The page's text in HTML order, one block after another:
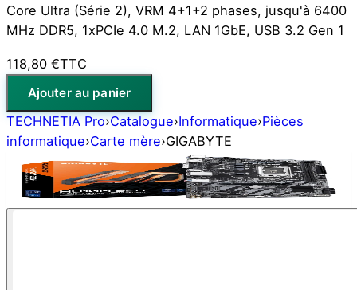
Core Ultra (Série 2), VRM 4+1+2 phases, jusqu'à 6400
MHz DDR5, 1xPCIe 4.0 M.2, LAN 1GbE, USB 3.2 Gen 1
118,80 €TTC
Ajouter au panier
TECHNETIA Pro›Catalogue›Informatique›Pièces
informatique›Carte mère›GIGABYTE